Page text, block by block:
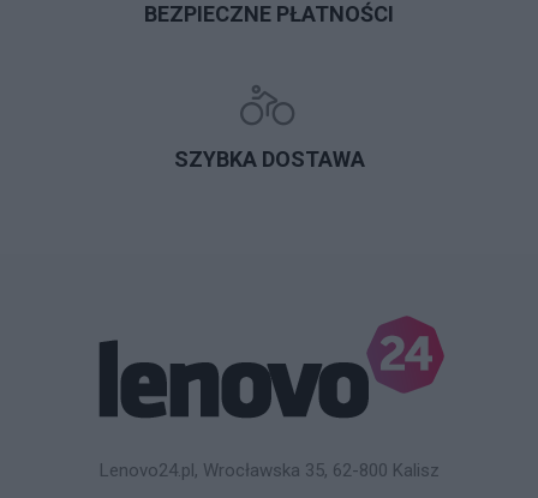
BEZPIECZNE PŁATNOŚCI
SZYBKA DOSTAWA
Lenovo24.pl, Wrocławska 35, 62-800 Kalisz